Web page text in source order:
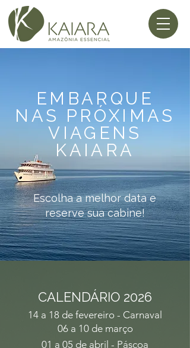
EMBARQUE
NAS PRÓXIMAS
VIAGENS
KAIARA
Escolha a melhor data e
reserve sua cabine!
CALENDÁRIO 2026
14 a 18 de fevereiro - Carnaval
06 a 10 de março
01 a 05 de abril - Páscoa